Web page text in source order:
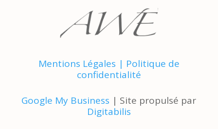
Mentions Légales | Politique de
confidentialité
Google My Business | Site propulsé par
Digitabilis